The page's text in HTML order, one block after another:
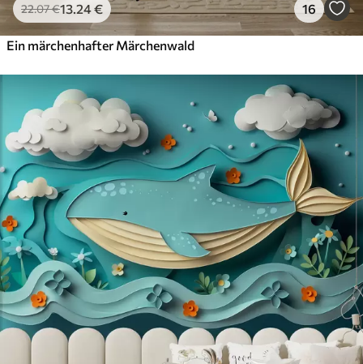
22.07€13.24€ 16
Ein märchenhafter Märchenwald